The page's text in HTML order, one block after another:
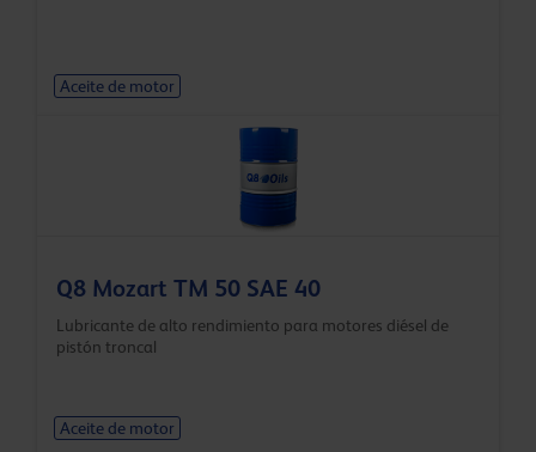
Aceite de motor
Q8 Mozart TM 50 SAE 40
Lubricante de alto rendimiento para motores diésel de
pistón troncal
Aceite de motor